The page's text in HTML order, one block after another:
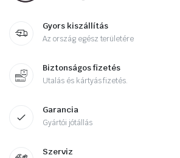
Gyors kiszállítás
Az ország egész területére
Biztonságos fizetés
Utalás és kártyás fizetés.
Garancia
Gyártói jótállás
Szerviz